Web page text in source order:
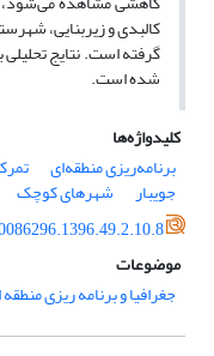
کالبدی و زیربنایی،
گرفته است. نتایج
شده است.
کلیدواژه‌ها
برنامه‌ریزی منطقه‌ای
جویبار
شهرهای کوچک
موضوعات
جغرافیا و برنامه ریزی